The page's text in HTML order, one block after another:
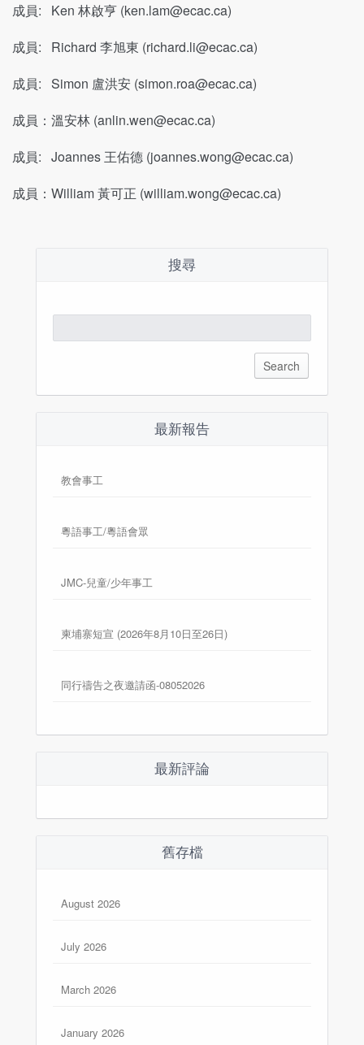
成員: Ken 林啟亨 (ken.lam@ecac.ca)
成員: Richard 李旭東 (richard.li@ecac.ca)
成員: Simon 盧洪安 (simon.roa@ecac.ca)
成員：溫安林 (anlin.wen@ecac.ca)
成員: Joannes 王佑德 (joannes.wong@ecac.ca)
成員：William 黃可正 (william.wong@ecac.ca)
搜尋
for:
最新報告
教會事工
粵語事工/粵語會眾
JMC-兒童/少年事工
柬埔寨短宣 (2026年8月10日至26日)
同行禱告之夜邀請函-08052026
最新評論
舊存檔
August 2026
July 2026
March 2026
January 2026